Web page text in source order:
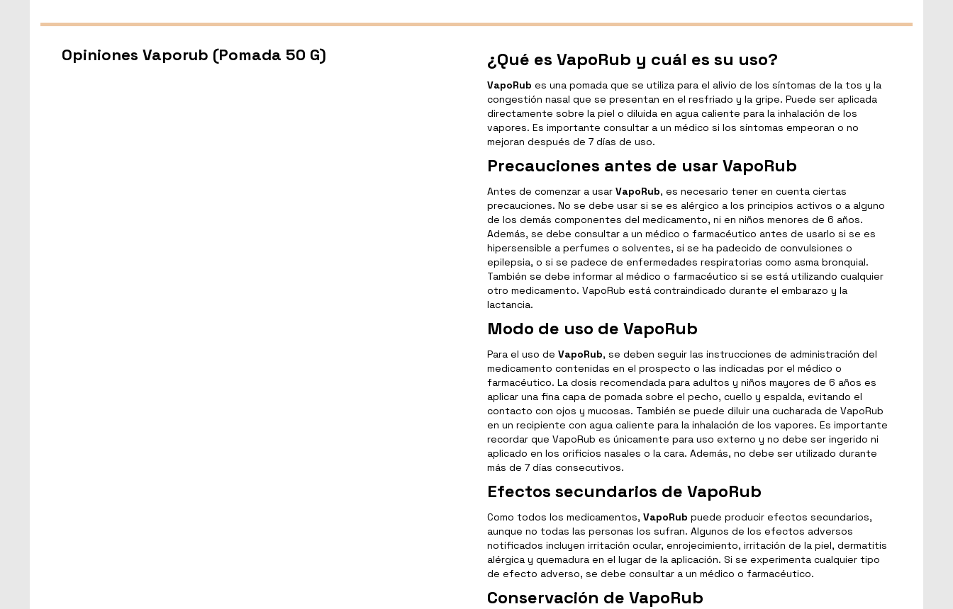
¿Qué es VapoRub y cuál es su uso?
VapoRub es una pomada que se utiliza para el alivio de los síntomas de la tos y la
congestión nasal que se presentan en el resfriado y la gripe. Puede ser aplicada
directamente sobre la piel o diluida en agua caliente para la inhalación de los
vapores. Es importante consultar a un médico si los síntomas empeoran o no
mejoran después de 7 días de uso.
Precauciones antes de usar VapoRub
Antes de comenzar a usar VapoRub, es necesario tener en cuenta ciertas
precauciones. No se debe usar si se es alérgico a los principios activos o a alguno
de los demás componentes del medicamento, ni en niños menores de 6 años.
Además, se debe consultar a un médico o farmacéutico antes de usarlo si se es
hipersensible a perfumes o solventes, si se ha padecido de convulsiones o
epilepsia, o si se padece de enfermedades respiratorias como asma bronquial.
También se debe informar al médico o farmacéutico si se está utilizando cualquier
otro medicamento. VapoRub está contraindicado durante el embarazo y la
lactancia.
Modo de uso de VapoRub
Para el uso de VapoRub, se deben seguir las instrucciones de administración del
medicamento contenidas en el prospecto o las indicadas por el médico o
farmacéutico. La dosis recomendada para adultos y niños mayores de 6 años es
aplicar una fina capa de pomada sobre el pecho, cuello y espalda, evitando el
contacto con ojos y mucosas. También se puede diluir una cucharada de VapoRub
en un recipiente con agua caliente para la inhalación de los vapores. Es importante
recordar que VapoRub es únicamente para uso externo y no debe ser ingerido ni
aplicado en los orificios nasales o la cara. Además, no debe ser utilizado durante
más de 7 días consecutivos.
Efectos secundarios de VapoRub
Como todos los medicamentos, VapoRub puede producir efectos secundarios,
aunque no todas las personas los sufran. Algunos de los efectos adversos
notificados incluyen irritación ocular, enrojecimiento, irritación de la piel, dermatitis
alérgica y quemadura en el lugar de la aplicación. Si se experimenta cualquier tipo
de efecto adverso, se debe consultar a un médico o farmacéutico.
Conservación de VapoRub
Opiniones Vaporub (Pomada 50 G)